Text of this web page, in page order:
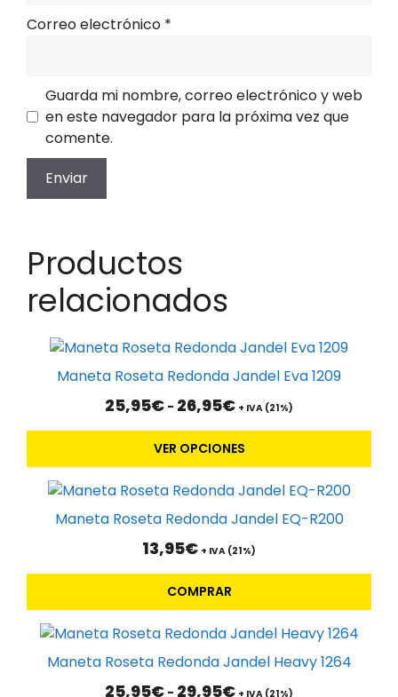
Correo electrónico *
Guarda mi nombre, correo electrónico y web
en este navegador para la próxima vez que
comente.
Productos
relacionados
Maneta Roseta Redonda Jandel Eva 1209
25,95€ - 26,95€Rango
precios:
desde
25,95€
hasta
+ IVA (21%)
VER OPCIONES
Este
producto
variantes.
pueden
de
producto
Maneta Roseta Redonda Jandel EQ-R200
13,95€ + IVA (21%)
COMPRAR
Maneta Roseta Redonda Jandel Heavy 1264
25,95€ - 29,95€Rango
+ IVA (21%)
Este
producto